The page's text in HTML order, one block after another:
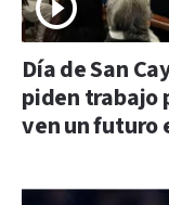
Día de San
piden trabajo
ven un futuro